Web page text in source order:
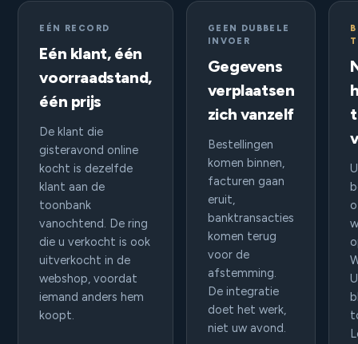
EÉN RECORD
Eén klant, één
voorraadstand,
één prijs
De klant die
gisteravond online
kocht is dezelfde
klant aan de
toonbank
vanochtend. De ring
die u verkocht is ook
uitverkocht in de
webshop, voordat
iemand anders hem
koopt.
GEEN DUBBELE
INVOER
Gegevens
verplaatsen
zich vanzelf
Bestellingen
komen binnen,
facturen gaan
eruit,
banktransacties
komen terug
voor de
afstemming.
De integratie
doet het werk,
niet uw avond.